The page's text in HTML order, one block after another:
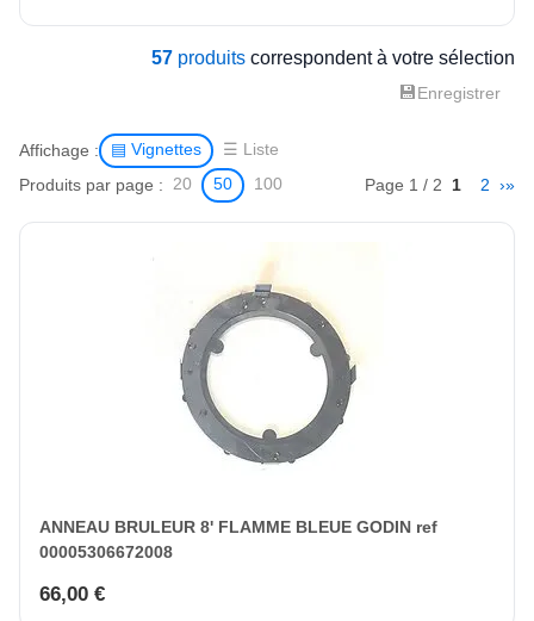
57 produits correspondent à votre sélection
💾Enregistrer
Affichage : ▤ Vignettes ☰ Liste
Produits par page : 20 50 100 Page 1 / 2 1 2 ›»
ANNEAU BRULEUR 8' FLAMME BLEUE GODIN ref
00005306672008
66,00 €